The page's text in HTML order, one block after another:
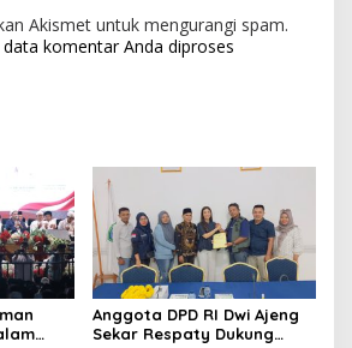
Akismet untuk mengurangi spam.
komentar Anda diproses
Anggota DPD RI Dwi Ajeng
Sekar Respaty Dukung